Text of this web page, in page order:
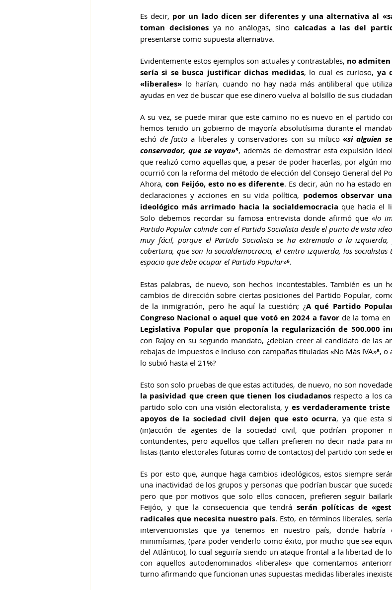
Es decir, por un lado dicen ser diferentes y una alternativa al
toman decisiones ya no análogas, sino calcadas a las del
presentarse como supuesta alternativa.
Evidentemente estos ejemplos son actuales y contrastables, no
sería si se busca justificar dichas medidas, lo cual es curioso, ya
«liberales» lo harían, cuando no hay nada más antiliberal que
ayudas en vez de buscar que ese dinero vuelva al bolsillo de sus
A su vez, se puede mirar que este camino no es nuevo en el partido
hemos tenido un gobierno de mayoría absolutísima durante el
echó de facto a liberales y conservadores con su mítico «si alguien
conservador, que se vaya»⁵, además de demostrar esta expulsión
que realizó como aquellas que, a pesar de poder hacerlas, por algún
ocurrió con la reforma del método de elección del Consejo General del
Ahora, con Feijóo, esto no es diferente. Es decir, aún no ha estado
declaraciones y acciones en su vida política, podemos observar
ideológico más arrimado hacia la socialdemocracia que hacia el
Solo debemos recordar su famosa entrevista donde afirmó que «lo
Partido Popular colinde con el Partido Socialista desde el punto de vista
muy fácil, porque el Partido Socialista se ha extremado a la
cobertura, que son la socialdemocracia, el centro izquierda, los socialistas
espacio que debe ocupar el Partido Popular»⁶.
Estas palabras, de nuevo, son hechos incontestables. También es un
cambios de dirección sobre ciertas posiciones del Partido Popular,
de la inmigración, pero he aquí la cuestión; ¿A qué Partido
Congreso Nacional o aquel que votó en 2024 a favor de la toma
Legislativa Popular que proponía la regularización de 500.000
con Rajoy en su segundo mandato, ¿debían creer al candidato de las
rebajas de impuestos e incluso con campañas tituladas «No Más IVA»⁸, o
lo subió hasta el 21%?
la pasividad que creen que tienen los ciudadanos respecto a los
partido solo con una visión electoralista, y es verdaderamente
apoyos de la sociedad civil dejen que esto ocurra, ya que esta
(in)acción de agentes de la sociedad civil, que podrían proponer
contundentes, pero aquellos que callan prefieren no decir nada para
listas (tanto electorales futuras como de contactos) del partido con sede
Es por esto que, aunque haga cambios ideológicos, estos siempre
una inactividad de los grupos y personas que podrían buscar que
pero que por motivos que solo ellos conocen, prefieren seguir
Feijóo, y que la consecuencia que tendrá serán políticas de
radicales que necesita nuestro país. Esto, en términos liberales,
intervencionistas que ya tenemos en nuestro país, donde habría
minimísimas, (para poder venderlo como éxito, por mucho que sea
del Atlántico), lo cual seguiría siendo un ataque frontal a la libertad de
con aquellos autodenominados «liberales» que comentamos
turno afirmando que funcionan unas supuestas medidas liberales